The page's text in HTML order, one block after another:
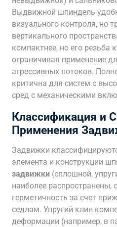
Выдвижной шпиндель
визуального контроля, но
вертикального
компактнее, но его резьба
ограничивая применение
агрессивных потоков.
критична для систем с
сред с механическими
Классификация и
Применения
Задвижки
элемента и конструкции
задвижки (сплошной,
наиболее распространены,
герметичность за счет
седлам. Упругий клин
деформации (например, в